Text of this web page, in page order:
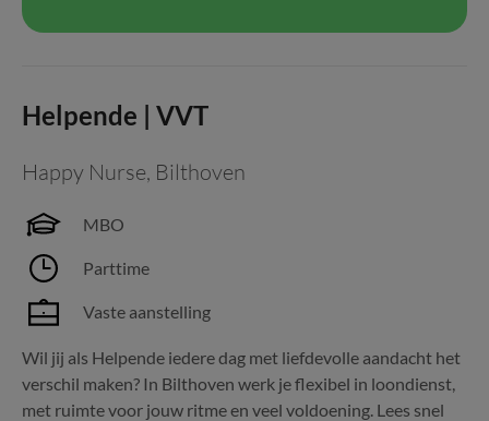
Helpende | VVT
Happy Nurse, Bilthoven
MBO
Parttime
Vaste aanstelling
Wil jij als Helpende iedere dag met liefdevolle aandacht het
verschil maken? In Bilthoven werk je flexibel in loondienst,
met ruimte voor jouw ritme en veel voldoening. Lees snel